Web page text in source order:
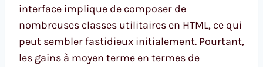
interface implique de composer de
nombreuses classes utilitaires en HTML, ce qui
peut sembler fastidieux initialement. Pourtant,
les gains à moyen terme en termes de